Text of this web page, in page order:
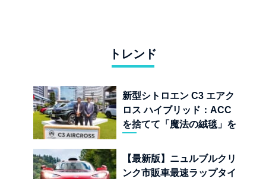
トレンド
新型シトロエン C3 エアク
ロス ハイブリッド：ACC
を捨てて「魔法の絨毯」を
児
【最新版】ニュルブルクリ
ンク市販車最速ラップタイ